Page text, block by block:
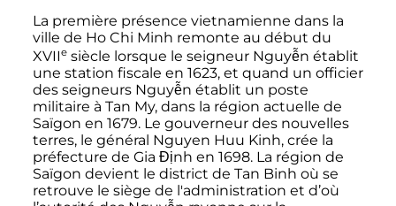
La première présence vietnamienne dans la
ville de Ho Chi Minh remonte au début du
XVIIe siècle lorsque le seigneur Nguyễn établit
une station fiscale en 1623, et quand un officier
des seigneurs Nguyễn établit un poste
militaire à Tan My, dans la région actuelle de
Saïgon en 1679. Le gouverneur des nouvelles
terres, le général Nguyen Huu Kinh, crée la
préfecture de Gia Định en 1698. La région de
Saïgon devient le district de Tan Binh où se
retrouve le siège de l'administration et d’où